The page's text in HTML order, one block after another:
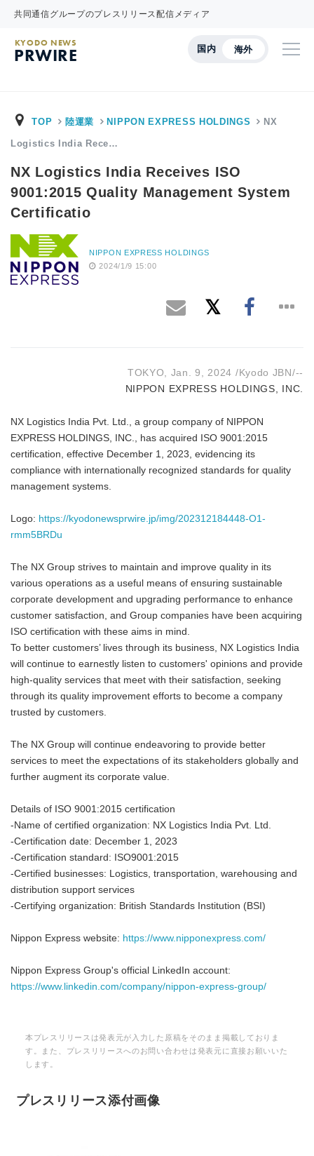
共同通信グループのプレスリリース配信メディア
国内 海外
KYODO NEWS
PRWIRE
TOP 陸運業 NIPPON EXPRESS HOLDINGS NX
Logistics India Rece…
NX Logistics India Receives ISO
9001:2015 Quality Management System
Certificatio
NIPPON EXPRESS HOLDINGS
2024/1/9 15:00
TOKYO, Jan. 9, 2024 /Kyodo JBN/--
NIPPON EXPRESS HOLDINGS, INC.
NX Logistics India Pvt. Ltd., a group company of NIPPON
EXPRESS HOLDINGS, INC., has acquired ISO 9001:2015
certification, effective December 1, 2023, evidencing its
compliance with internationally recognized standards for quality
management systems.
Logo: https://kyodonewsprwire.jp/img/202312184448-O1-
rmm5BRDu
The NX Group strives to maintain and improve quality in its
various operations as a useful means of ensuring sustainable
corporate development and upgrading performance to enhance
customer satisfaction, and Group companies have been acquiring
ISO certification with these aims in mind.
To better customers’ lives through its business, NX Logistics India
will continue to earnestly listen to customers' opinions and provide
high-quality services that meet with their satisfaction, seeking
through its quality improvement efforts to become a company
trusted by customers.
The NX Group will continue endeavoring to provide better
services to meet the expectations of its stakeholders globally and
further augment its corporate value.
Details of ISO 9001:2015 certification
-Name of certified organization: NX Logistics India Pvt. Ltd.
-Certification date: December 1, 2023
-Certification standard: ISO9001:2015
-Certified businesses: Logistics, transportation, warehousing and
distribution support services
-Certifying organization: British Standards Institution (BSI)
Nippon Express website: https://www.nipponexpress.com/
Nippon Express Group's official LinkedIn account:
https://www.linkedin.com/company/nippon-express-group/
本プレスリリースは発表元が入力した原稿をそのまま掲載しておりま
す。また、プレスリリースへのお問い合わせは発表元に直接お願いいた
します。
プレスリリース添付画像